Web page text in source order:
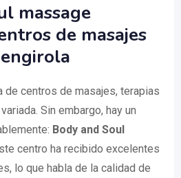
massage
de masajes
de centros de masajes, terapias
Sin embargo, hay un
Body and Soul
centro ha recibido excelentes
lo que habla de la calidad de